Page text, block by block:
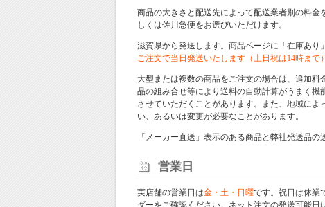
商品の大きさと配送先によって配送業者別の料金
しくは佐川急便をお選びいただけます。
滋賀県から発送します。商品ページに「在庫あり
ご注文で当日発送いたします（土日祝は14時まで
大型または複数の商品をご注文の場合は、追加料
品の組み合せ等により送料の自動計算がうまく機
させていただくことがあります。また、地域によ
い、あるいは変更が必要なことがあります。
「メーカー直送」表示のある商品と弊社発送品の
営業日
実店舗の営業日は金・土・日曜です。祝日は休業
ダーをご確認ください。ネット注文の発送可能日